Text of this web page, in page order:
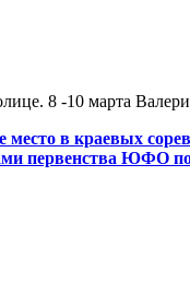
8 -10 марта
место в краевых
первенства ЮФО